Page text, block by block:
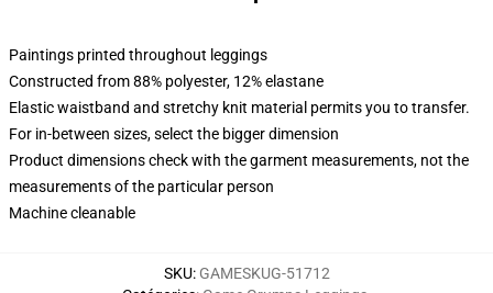
Paintings printed throughout leggings
Constructed from 88% polyester, 12% elastane
Elastic waistband and stretchy knit material permits you to transfer.
For in-between sizes, select the bigger dimension
Product dimensions check with the garment measurements, not the
measurements of the particular person
Machine cleanable
SKU: GAMESKUG-51712